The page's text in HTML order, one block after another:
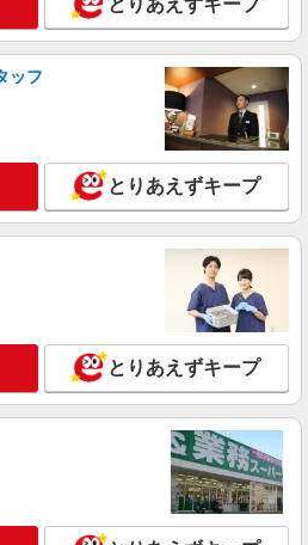
会社 東関東コーディネートセンター
相談OK］英語スキルいかせる♪事務の
円
つくば市／最寄駅：つくば駅 ≪車通
詳細を見る
社 東関東コーディネートセンター
／病院での事務◆同業務の方がいる
つくば
円〜1350円（経験・能力による） ※
ご経験がある方⇒時給1350円
つくば市／最寄駅：研究学園駅 ≪車
地内無料駐車場完備！
とりあえずキープ
ッフ
とりあえずキープ
とりあえずキープ